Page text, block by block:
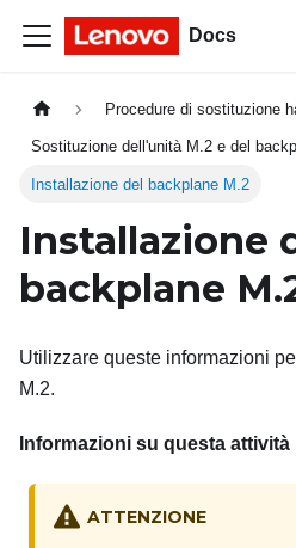
Docs
Procedure di sostituzione
Sostituzione dell'unità M.2 e del
Installazione del backplane M.2
Installazione
backplane
Utilizzare queste informazioni
M.2.
Informazioni su questa attività
ATTENZIONE